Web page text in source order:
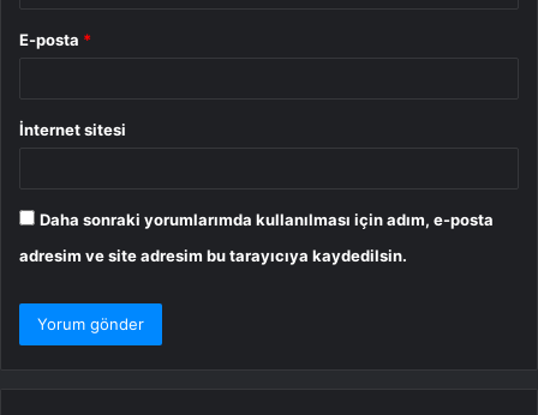
E-posta *
İnternet sitesi
Daha sonraki yorumlarımda kullanılması için adım, e-posta
adresim ve site adresim bu tarayıcıya kaydedilsin.